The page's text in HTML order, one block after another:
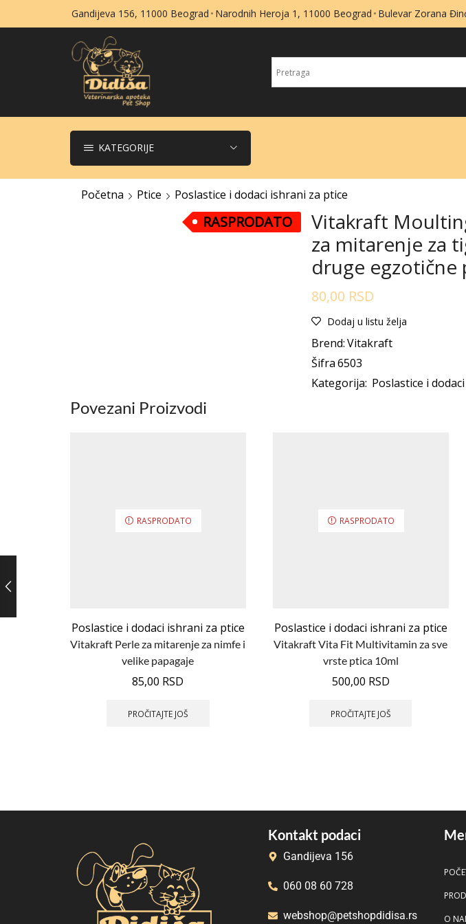
Gandijeva 156, 11000 Beograd Narodnih Heroja 1, 11000 Beograd Bulevar Zorana
KATEGORIJE
Početna Ptice Poslastice i dodaci ishrani za ptice
RASPRODATO
Vitakraft
za mitarenje za
druge egzotične
80,00 RSD
Dodaj u listu želja
Brend:Vitakraft
Šifra6503
Kategorija: Poslastice i
Povezani Proizvodi
RASPRODATO
Poslastice i dodaci ishrani za ptice
Vitakraft Perle za mitarenje za nimfe i
velike papagaje
85,00 RSD
PROČITAJTE JOŠ
RASPRODATO
Poslastice i dodaci ishrani za ptice
Vitakraft Vita Fit Multivitamin za sve
vrste ptica 10ml
500,00 RSD
PROČITAJTE JOŠ
Kontakt podaci
Gandijeva 156
060 08 60 728
webshop@petshopdidisa.rs
O